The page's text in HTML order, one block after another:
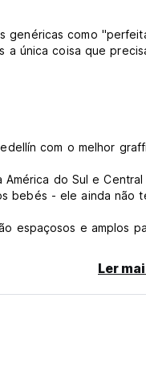
genéricas como
a única coisa que
com o melhor
do Sul e
bebés - ele ainda não
espaçosos e amplos
feito. Quer vestir um
antes do
Ler